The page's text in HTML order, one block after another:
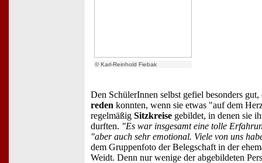
© Karl-Reinhold Fiebak
Den SchülerInnen selbst gefiel besonders
reden konnten, wenn sie etwas "auf dem
regelmäßig Sitzkreise gebildet, in denen sie
durften. "Es war insgesamt eine tolle
"aber auch sehr emotional. Viele von uns
dem Gruppenfoto der Belegschaft in der
Weidt. Denn nur wenige der abgebildeten